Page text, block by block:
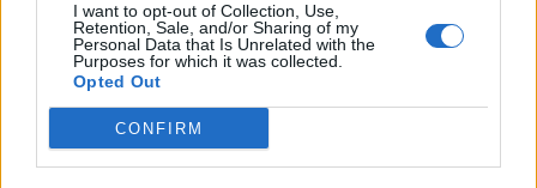
I want to opt-out of Collection, Use,
Retention, Sale, and/or Sharing of my
Personal Data that Is Unrelated with the
Purposes for which it was collected.
Opted Out
CONFIRM
In evidenza